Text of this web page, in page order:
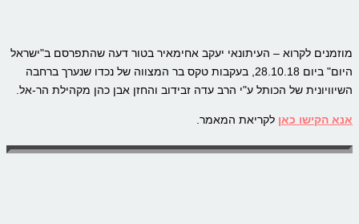
מוזמנים לקרוא – העיתונאי יעקב אחימאיר בטור דעה שהתפרסם ב"ישראל
היום" ביום 28.10.18, בעקבות טקס בר המצווה של נכדו שנערך ברחבה
השיוויונית של הכותל ע"י הרב עדה זבידוב והחזן אבן כהן מקהילת הר-אל.
אנא הקישו כאן לקריאת המאמר.